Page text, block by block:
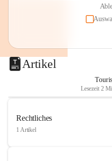
Artikel
Lesezeit 2
Rechtliches
1 Artikel